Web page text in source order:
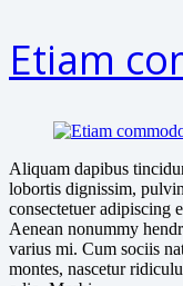
Etiam
Aliquam dapibus
lobortis dignissim,
consectetuer adipiscing
Aenean nonummy
varius mi. Cum sociis
montes, nascetur